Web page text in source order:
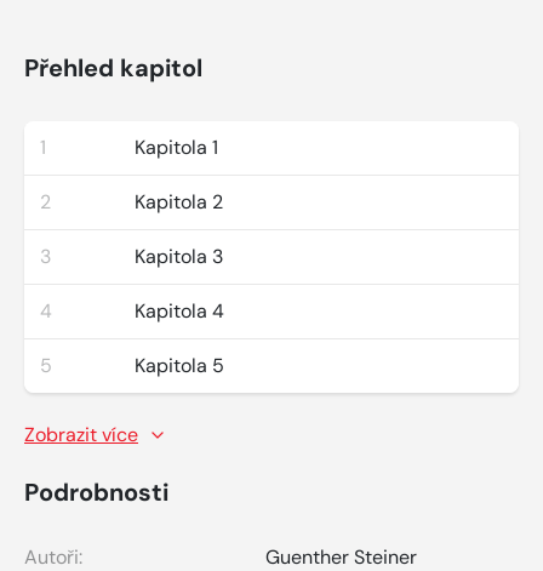
Přehled kapitol
1 Kapitola 1
2 Kapitola 2
3 Kapitola 3
4 Kapitola 4
5 Kapitola 5
Zobrazit více
Podrobnosti
Autoři:
Guenther Steiner